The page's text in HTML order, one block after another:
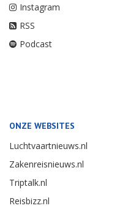
Instagram
RSS
Podcast
ONZE WEBSITES
Luchtvaartnieuws.nl
Zakenreisnieuws.nl
Triptalk.nl
Reisbizz.nl